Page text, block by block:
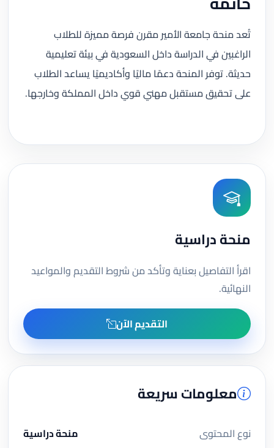
تُعد منحة جامعة الأمير مقرن فرصة مميزة للطلاب
الراغبين في الدراسة داخل السعودية في بيئة تعليمية
حديثة. توفر المنحة دعمًا ماليًا وأكاديميًا يساعد الطلاب
على تحقيق مستقبل مهني قوي داخل المملكة وخارجها.
منحة دراسية
اقرأ التفاصيل بعناية وتأكد من شروط التقديم والمواعيد
النهائية.
التقديم الآن
معلومات سريعة
نوع المحتوى
منحة دراسية